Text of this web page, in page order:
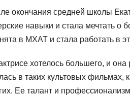
окончания средней школы
навыки и стала мечтать
в МХАТ и стала работать в
хотелось большего, и
в таких культовых
Ее талант и